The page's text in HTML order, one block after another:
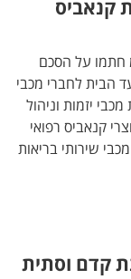
קנאביס
חתמו על הסכם
הבית לחברי מכבי
יזמות וניהול
קנאביס רפואי
שירותי בריאות
קדם וסתית